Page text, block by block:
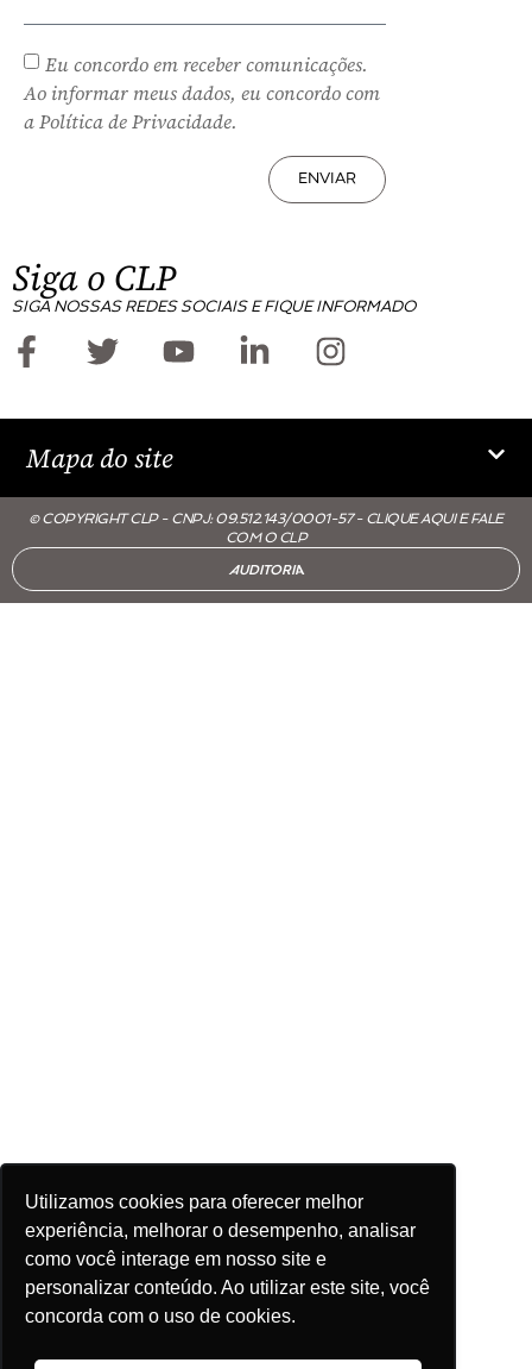
Utilizamos cookies para oferecer melhor
experiência, melhorar o desempenho, analisar
como você interage em nosso site e
personalizar conteúdo. Ao utilizar este site, você
concorda com o uso de cookies.
Eu concordo em receber comunicações.
Ao informar meus dados, eu concordo com
a Política de Privacidade.
ENVIAR
Siga o CLP
SIGA NOSSAS REDES SOCIAIS E FIQUE INFORMADO
Mapa do site
© COPYRIGHT CLP - CNPJ: 09.512.143/0001-57 - CLIQUE AQUI E FALE
COM O CLP
AUDITORIA